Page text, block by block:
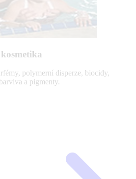
polymerní disperze, biocidy,
a pigmenty.